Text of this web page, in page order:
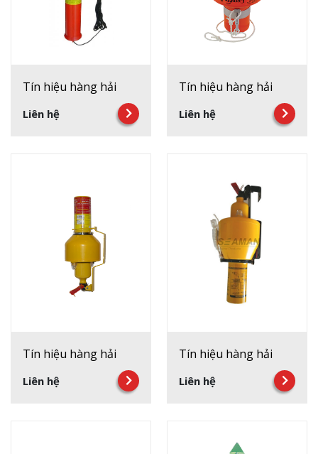
Tín hiệu hàng hải
Liên hệ
Tín hiệu hàng hải
Liên hệ
Tín hiệu hàng hải
Liên hệ
Tín hiệu hàng hải
Liên hệ